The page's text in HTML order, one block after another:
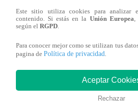
Andrea decidió enfrentarlo y
físicamente.
La joven reaccionó pidiendo
gritos, lo que alertó a un peatón
Este sitio utiliza cookies para analizar
contenido. Si estás en la Unión Europea
según el RGPD
Para conocer mejor como se utilizan tus
pagina de Política de privacidad
Aceptar
Rechazar